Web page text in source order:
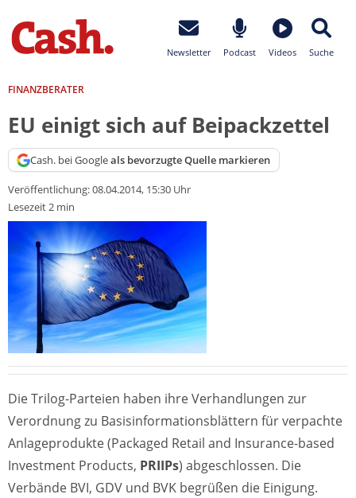
Newsletter Podcast Videos Suche
FINANZBERATER
EU einigt sich auf Beipackzettel
Cash. bei Googleals bevorzugte Quelle markieren
Veröffentlichung:08.04.2014, 15:30 Uhr
Lesezeit 2 min
Die Trilog-Parteien haben ihre Verhandlungen zur
Verordnung zu Basisinformationsblättern für verpachte
Anlageprodukte (Packaged Retail and Insurance-based
Investment Products, PRIIPs) abgeschlossen. Die
Verbände BVI, GDV und BVK begrüßen die Einigung.